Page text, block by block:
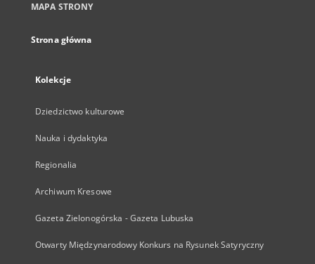
MAPA STRONY
Strona główna
Kolekcje
Dziedzictwo kulturowe
Nauka i dydaktyka
Regionalia
Archiwum Kresowe
Gazeta Zielonogórska - Gazeta Lubuska
Otwarty Międzynarodowy Konkurs na Rysunek Satyryczny